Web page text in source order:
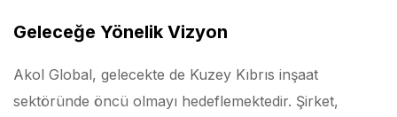
Geleceğe Yönelik Vizyon
Akol Global, gelecekte de Kuzey Kıbrıs inşaat
sektöründe öncü olmayı hedeflemektedir. Şirket,